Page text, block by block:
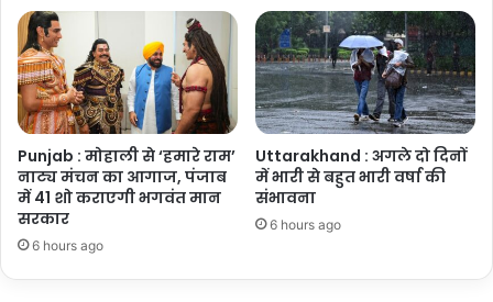
Punjab : मोहाली से ‘हमारे राम’
नाट्य मंचन का आगाज, पंजाब
में 41 शो कराएगी भगवंत मान
सरकार
6 hours ago
Uttarakhand : अगले दो दिनों
में भारी से बहुत भारी वर्षा की
संभावना
6 hours ago